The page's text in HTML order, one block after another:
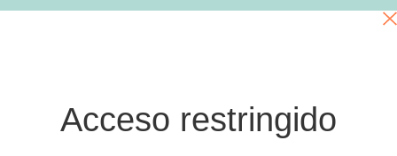
Acceso restringido